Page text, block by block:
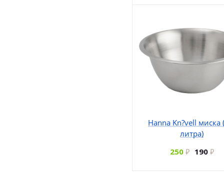
Hanna Kn?vell миска
литра)
250
190